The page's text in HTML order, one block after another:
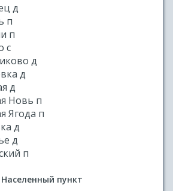
д
п
п
с
д
д
д
Новь п
Ягода п
д
д
п
пункт